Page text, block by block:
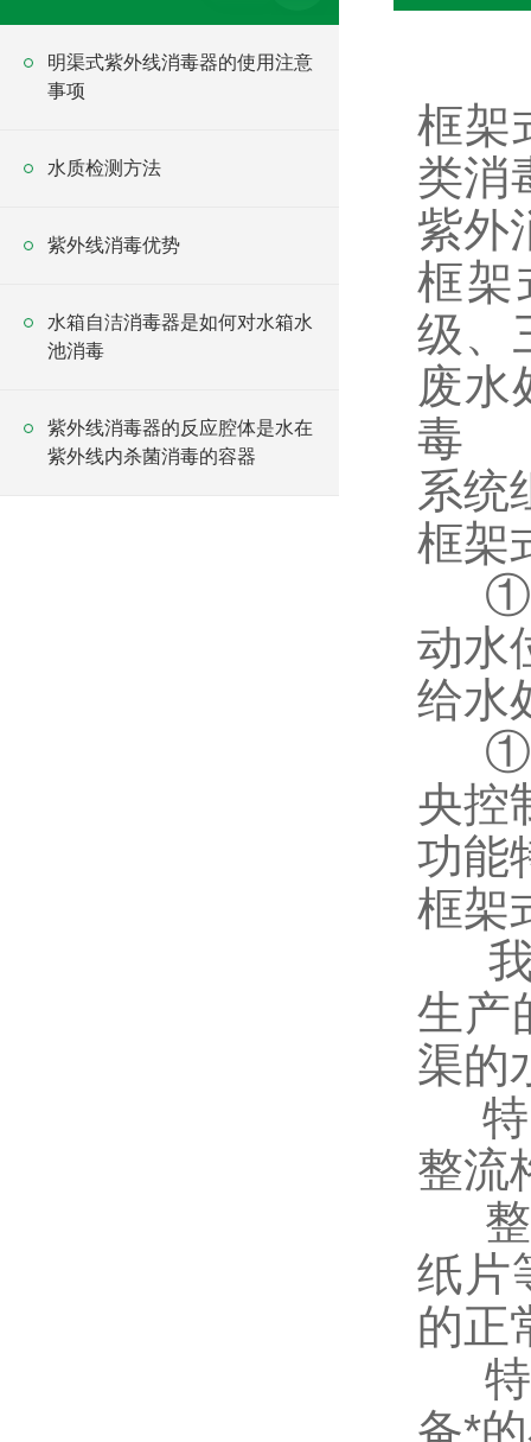
明渠式紫外线消毒器的使用注意
事项
水质检测方法
紫外线消毒优势
水箱自洁消毒器是如何对水箱水
池消毒
紫外线消毒器的反应腔体是水在
紫外线内杀菌消毒的容器
框架
类消
紫外
框架
级、
废水
毒
系统
框架
动水
给水
央控
功能
框架
生产
渠的
整流
纸片
的正
备*